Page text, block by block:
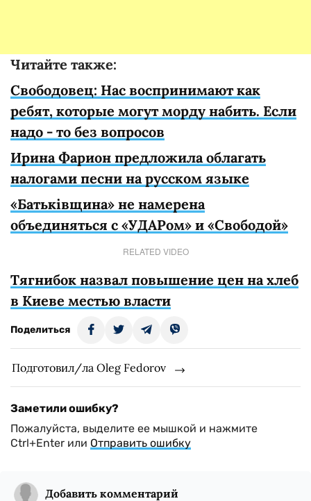
Читайте также:
Свободовец: Нас воспринимают как
ребят, которые могут морду набить. Если
надо - то без вопросов
Ирина Фарион предложила облагать
налогами песни на русском языке
«Батьківщина» не намерена
объединяться с «УДАРом» и «Свободой»
RELATED VIDEO
Тягнибок назвал повышение цен на хлеб
в Киеве местью власти
Поделиться
Подготовил/ла Oleg Fedorov
Заметили ошибку?
Пожалуйста, выделите ее мышкой и нажмите
Ctrl+Enter или Отправить ошибку
Добавить комментарий